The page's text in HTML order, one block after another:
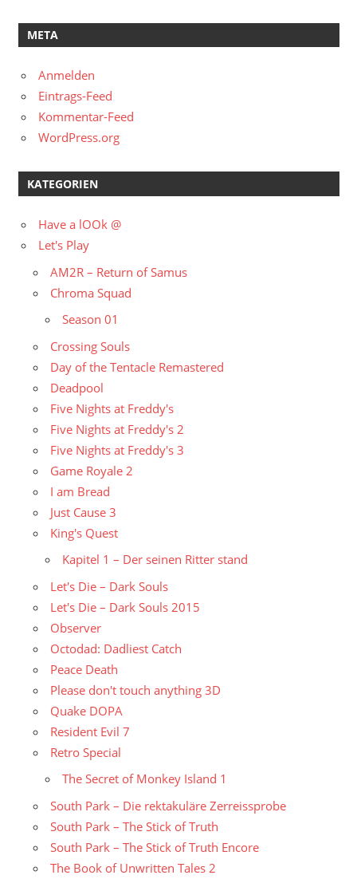
META
Anmelden
Eintrags-Feed
Kommentar-Feed
WordPress.org
KATEGORIEN
Have a lOOk @
Let's Play
AM2R – Return of Samus
Chroma Squad
Season 01
Crossing Souls
Day of the Tentacle Remastered
Deadpool
Five Nights at Freddy's
Five Nights at Freddy's 2
Five Nights at Freddy's 3
Game Royale 2
I am Bread
Just Cause 3
King's Quest
Kapitel 1 – Der seinen Ritter stand
Let's Die – Dark Souls
Let's Die – Dark Souls 2015
Observer
Octodad: Dadliest Catch
Peace Death
Please don't touch anything 3D
Quake DOPA
Resident Evil 7
Retro Special
The Secret of Monkey Island 1
South Park – Die rektakuläre Zerreissprobe
South Park – The Stick of Truth
South Park – The Stick of Truth Encore
The Book of Unwritten Tales 2